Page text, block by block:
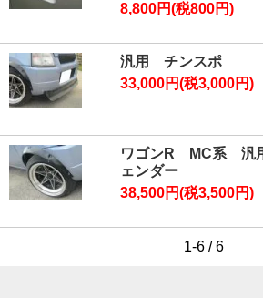
8,800円(税800円)
汎用 チンスポ
33,000円(税3,000円)
ワゴンR MC系 汎
ェンダー
38,500円(税3,500円)
1-6 / 6